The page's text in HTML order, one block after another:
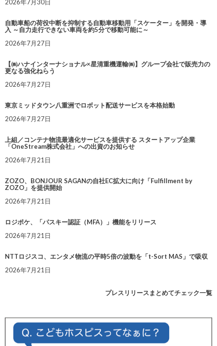
2026年7月30日
自動車船の荷役中断を抑制する自動車移動用「スケーター」を開発・導
入 ～自力走行できない車両を約5分で移動可能に～
2026年7月27日
【㈱ハナインターナショナル×星清重機運輸㈱】グループ会社で販売力の
更なる強化ねらう
2026年7月27日
東京ミッドタウン八重洲でロボット配送サービスを本格始動
2026年7月27日
上組／コンテナ物流最適化サービスを提供する スタートアップ企業
「OneStream株式会社」への出資のお知らせ
2026年7月21日
ZOZO、BONJOUR SAGANの自社EC拡大に向け「Fulfillment by
ZOZO」を提供開始
2026年7月21日
ロジポケ、「パスキー認証（MFA）」機能をリリース
2026年7月21日
NTTロジスコ、エンタメ物流の平時5倍の波動を「t-Sort MAS」で吸収
2026年7月21日
プレスリリースまとめてチェック一覧